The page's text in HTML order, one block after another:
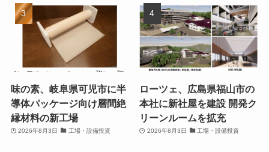
味の素、岐阜県可児市に半
導体パッケージ向け層間絶
縁材料の新工場
2026年8月3日 工場・設備投資
ローツェ、広島県福山市の
本社に新社屋を建設 開発ク
リーンルームを拡充
2026年8月3日 工場・設備投資